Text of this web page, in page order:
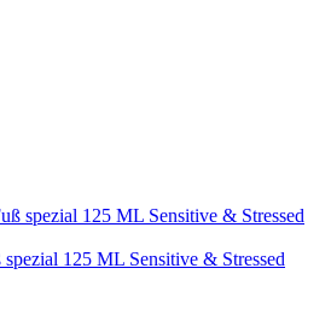
125 ML Sensitive & Stressed